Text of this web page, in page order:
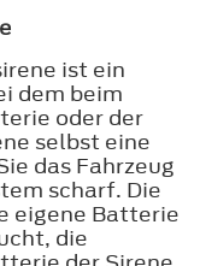
ist ein
dem beim
oder der
selbst eine
das Fahrzeug
scharf. Die
eigene Batterie
die